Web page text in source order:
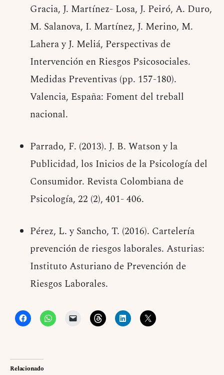
Gracia, J. Martínez- Losa, J. Peiró, A. Duro,
M. Salanova, I. Martínez, J. Merino, M.
Lahera y J. Meliá, Perspectivas de
Intervención en Riesgos Psicosociales.
Medidas Preventivas (pp. 157-180).
Valencia, España: Foment del treball
nacional.
Parrado, F. (2013). J. B. Watson y la
Publicidad, los Inicios de la Psicología del
Consumidor. Revista Colombiana de
Psicología, 22 (2), 401- 406.
Pérez, L. y Sancho, T. (2016). Cartelería
prevención de riesgos laborales. Asturias:
Instituto Asturiano de Prevención de
Riesgos Laborales.
Relacionado